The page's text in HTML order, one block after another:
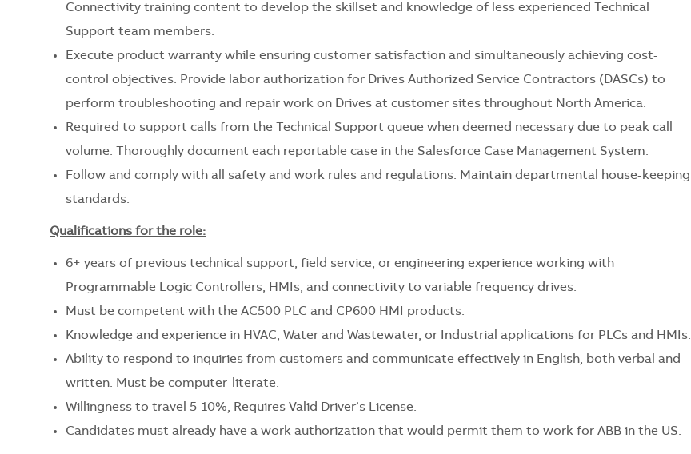
Connectivity training content to develop the skillset and knowledge of less experienced Technical
Support team members.
Execute product warranty while ensuring customer satisfaction and simultaneously achieving cost-
control objectives. Provide labor authorization for Drives Authorized Service Contractors (DASCs) to
perform troubleshooting and repair work on Drives at customer sites throughout North America.
Required to support calls from the Technical Support queue when deemed necessary due to peak call
volume. Thoroughly document each reportable case in the Salesforce Case Management System.
Follow and comply with all safety and work rules and regulations. Maintain departmental house-keeping
standards.
Qualifications for the role:
6+ years of previous technical support, field service, or engineering experience working with
Programmable Logic Controllers, HMIs, and connectivity to variable frequency drives.
Must be competent with the AC500 PLC and CP600 HMI products.
Knowledge and experience in HVAC, Water and Wastewater, or Industrial applications for PLCs and HMIs.
Ability to respond to inquiries from customers and communicate effectively in English, both verbal and
written. Must be computer-literate.
Willingness to travel 5-10%, Requires Valid Driver’s License.
Candidates must already have a work authorization that would permit them to work for ABB in the US.